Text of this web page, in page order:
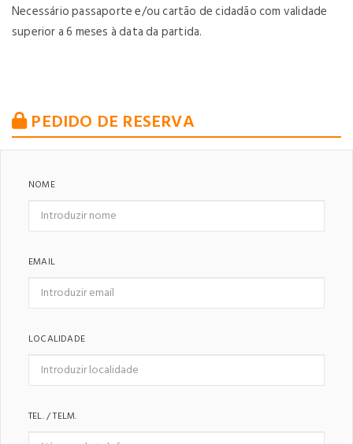
Necessário passaporte e/ou cartão de cidadão com validade
superior a 6 meses à data da partida.
PEDIDO DE RESERVA
NOME
EMAIL
LOCALIDADE
TEL. / TELM.